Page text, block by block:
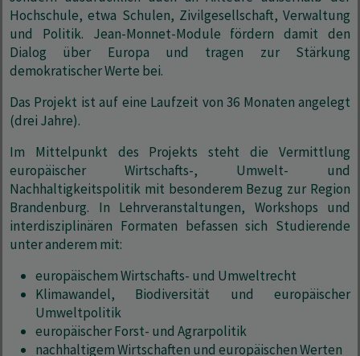
Hochschule, etwa Schulen, Zivilgesellschaft, Verwaltung
und Politik. Jean-Monnet-Module fördern damit den
Dialog über Europa und tragen zur Stärkung
demokratischer Werte bei.
Das Projekt ist auf eine Laufzeit von 36 Monaten angelegt
(drei Jahre).
Im Mittelpunkt des Projekts steht die Vermittlung
europäischer Wirtschafts-, Umwelt- und
Nachhaltigkeitspolitik mit besonderem Bezug zur Region
Brandenburg. In Lehrveranstaltungen, Workshops und
interdisziplinären Formaten befassen sich Studierende
unter anderem mit:
europäischem Wirtschafts- und Umweltrecht
Klimawandel, Biodiversität und europäischer
Umweltpolitik
europäischer Forst- und Agrarpolitik
nachhaltigem Wirtschaften und europäischen Werten